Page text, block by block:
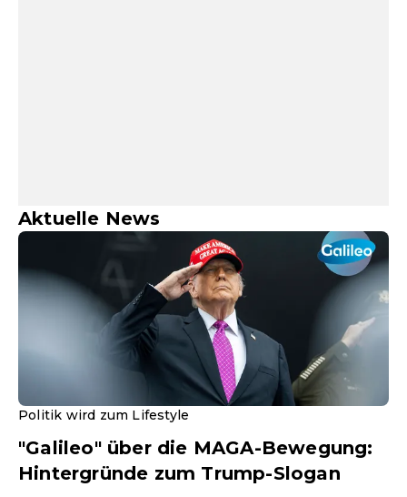
Aktuelle News
Politik wird zum Lifestyle
"Galileo" über die MAGA-Bewegung:
Hintergründe zum Trump-Slogan